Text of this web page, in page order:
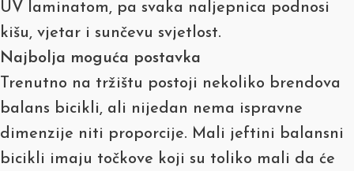
UV laminatom, pa svaka naljepnica podnosi
kišu, vjetar i sunčevu svjetlost.
Najbolja moguća postavka
Trenutno na tržištu postoji nekoliko brendova
balans bicikli, ali nijedan nema ispravne
dimenzije niti proporcije. Mali jeftini balansni
bicikli imaju točkove koji su toliko mali da će